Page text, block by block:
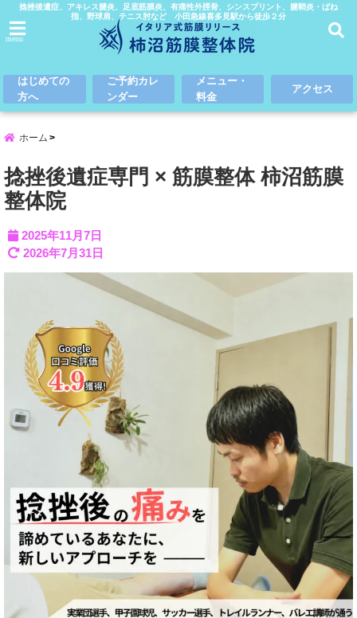
捻挫後遺症、アキレス腱炎、足底筋膜炎、有痛性外脛骨、シンスプリント、腱鞘炎・ばね
指、野球肩、テニス肘など 小田急線喜多見駅から徒歩２分
menu
はじめての
方へ
ご予約カレ
ンダー
メニュー・
料金
アクセス
ホーム
捻挫後遺症専門 × 筋膜整体 柿沼筋膜
整体院
2025年11月7日
2026年7月31日